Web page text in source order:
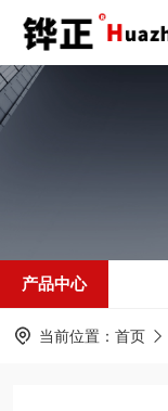
产品中心
当前位置： 首页